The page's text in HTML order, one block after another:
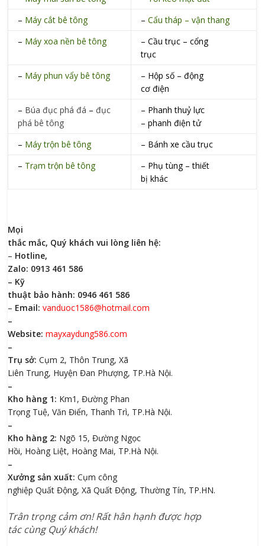
– Máy cắt bê tông – Cẩu tháp – vận thang
– Máy xoa nền bê tông
– Cầu trục – cổng
trục
– Máy phun vẩy bê tông
– Hộp số – động
cơ điện
– Búa đục phá đá – đục
phá bê tông
– Phanh thuỷ lực
– phanh điện tử
– Máy trộn bê tông
– Bánh xe cầu trục
– Trạm trộn bê tông
– Phụ tùng – thiết
bị khác
Mọi
thắc mắc, Quý khách vui lòng liên hệ:
– Hotline,
Zalo: 0913 461 586
– Kỹ
thuật bảo hành: 0946 461 586
– Email: vanduoc1586@hotmail.com
–
Website: mayxaydung586.com
–
Trụ sở: Cụm 2, Thôn Trung, Xã
Liên Trung, Huyện Đan Phượng, TP.Hà Nội.
–
Kho hàng 1: Km1, Đường Phan
Trọng Tuệ, Văn Điển, Thanh Trì, TP.Hà Nội.
–
Kho hàng 2: Ngõ 15, Đường Ngọc
Hồi, Hoàng Liệt, Hoàng Mai, TP.Hà Nội.
–
Xưởng sản xuất: Cụm công
nghiệp Quất Động, Xã Quất Động, Thường Tín, TP.HN.
Trân trọng cảm ơn! Rất hân hạnh được hợp
tác cùng Quý khách!